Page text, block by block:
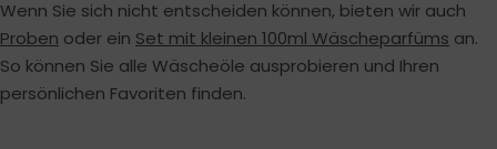
Wenn Sie sich nicht entscheiden können, bieten wir auch
Proben oder ein Set mit kleinen 100ml Wäscheparfüms an.
So können Sie alle Wäscheöle ausprobieren und Ihren
persönlichen Favoriten finden.